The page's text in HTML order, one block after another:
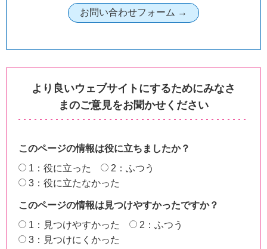
より良いウェブサイトにするためにみなさ
まのご意見をお聞かせください
このページの情報は役に立ちましたか？
1：役に立った
2：ふつう
3：役に立たなかった
このページの情報は見つけやすかったですか？
1：見つけやすかった
2：ふつう
3：見つけにくかった